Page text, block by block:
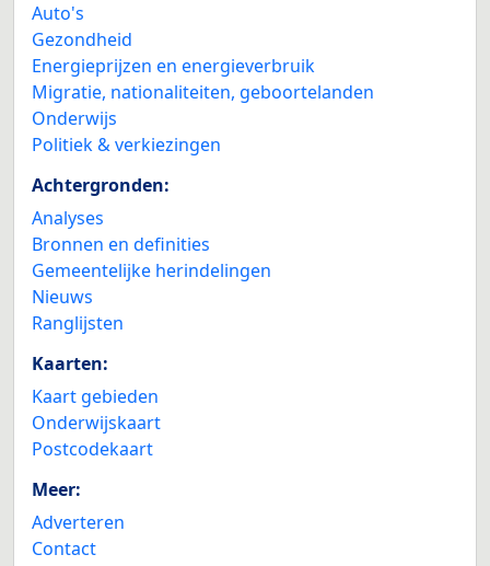
Auto's
Gezondheid
Energieprijzen en energieverbruik
Migratie, nationaliteiten, geboortelanden
Onderwijs
Politiek & verkiezingen
Achtergronden:
Analyses
Bronnen en definities
Gemeentelijke herindelingen
Nieuws
Ranglijsten
Kaarten:
Kaart gebieden
Onderwijskaart
Postcodekaart
Meer:
Adverteren
Contact